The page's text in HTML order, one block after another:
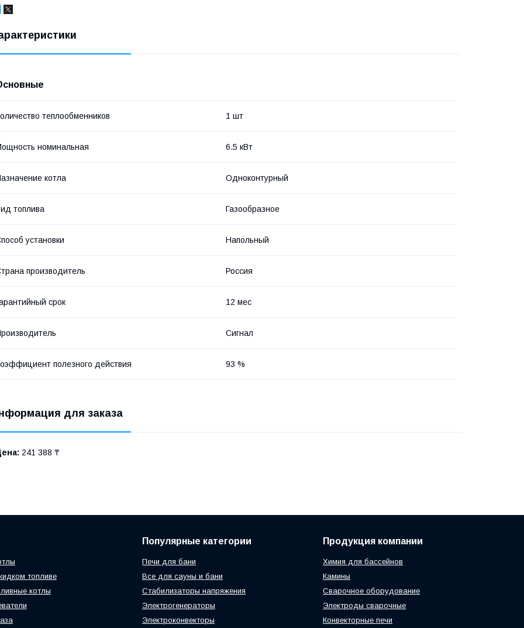
теплообменников 1 шт
номинальная 6.5 кВт
котла Одноконтурный
топлива Газообразное
установки Напольный
производитель Россия
срок 12 мес
Сигнал
полезного действия 93 %
для заказа
241 388 ₸
топливе
котлы
Популярные категории
Печи для бани
Все для сауны и бани
Стабилизаторы напряжения
Электрогенераторы
Электроконвекторы
Продукция компании
Химия для бассейнов
Камины
Сварочное оборудование
Электроды сварочные
Конвекторные печи